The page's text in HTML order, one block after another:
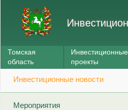
Томская
область
Инвестиционные
проекты
Инвестиционные новости
Мероприятия